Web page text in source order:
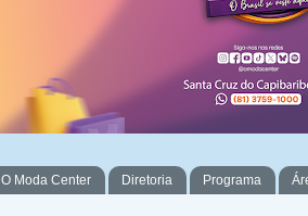
O Moda Center Diretoria Programa